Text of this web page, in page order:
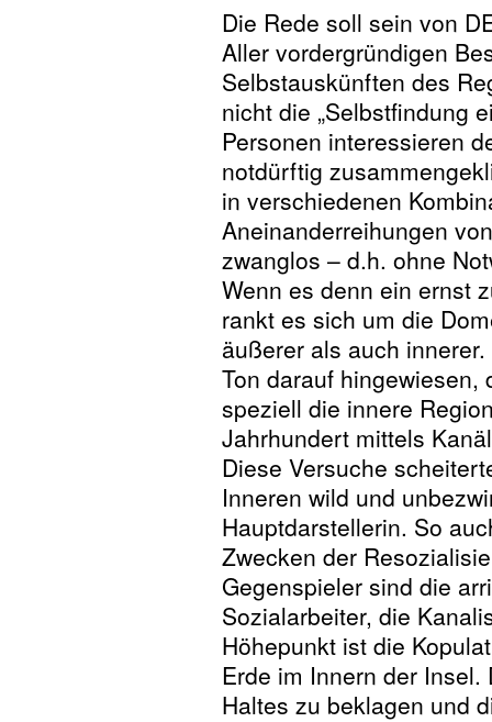
Die Rede soll sein von
Aller vordergründigen
Selbstauskünften des
nicht die „Selbstfindung
Personen interessieren
notdürftig
in verschiedenen
Aneinanderreihungen
zwanglos – d.h. ohne
Wenn es denn ein ernst
rankt es sich um die
äußerer als auch
Ton darauf hingewiesen,
speziell die innere
Jahrhundert mittels
Diese Versuche
Inneren wild und
Hauptdarstellerin. So
Zwecken der
Gegenspieler sind die
Sozialarbeiter, die
Höhepunkt ist die
Erde im Innern der
Haltes zu beklagen und